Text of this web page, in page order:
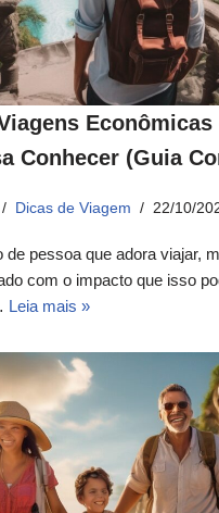
Econômicas
Conhecer (Guia
Dicas de Viagem 22/10/
de pessoa que adora viajar,
com o impacto que isso
Leia mais »